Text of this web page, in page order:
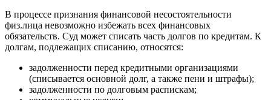
В процессе признания финансовой несостоятельности
физ.лица невозможно избежать всех финансовых
обязательств. Суд может списать часть долгов по кредитам. К
долгам, подлежащих списанию, относятся:
задолженности перед кредитными организациями
(списывается основной долг, а также пени и штрафы);
задолженности по долговым распискам;